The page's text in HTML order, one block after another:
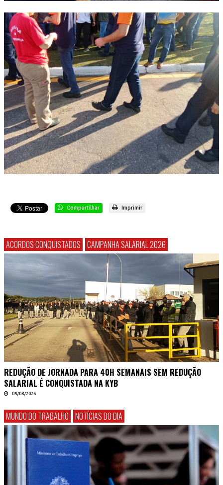
Compartilhar Imprimir
ACORDOS CONQUISTADOS CAMPANHA SALARIAL 2026
REDUÇÃO DE JORNADA PARA 40H SEMANAIS SEM REDUÇÃO
SALARIAL É CONQUISTADA NA KYB
05/08/2026
MUNDO DO TRABALHO NOTÍCIAS DO DIA